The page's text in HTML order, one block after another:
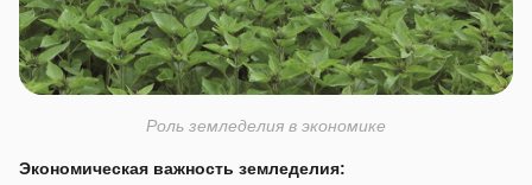
Роль земледелия в экономике
Экономическая важность земледелия: